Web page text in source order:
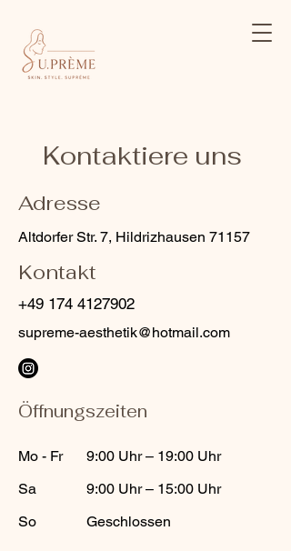
Kontaktiere uns
Adresse
Altdorfer Str. 7, Hildrizhausen 71157
Kontakt
+49 174 4127902
supreme-aesthetik@hotmail.com
Öffnungszeiten
Mo - Fr
9:00 Uhr – 19:00 Uhr
Sa
9:00 Uhr – 15:00 Uhr
So
Geschlossen